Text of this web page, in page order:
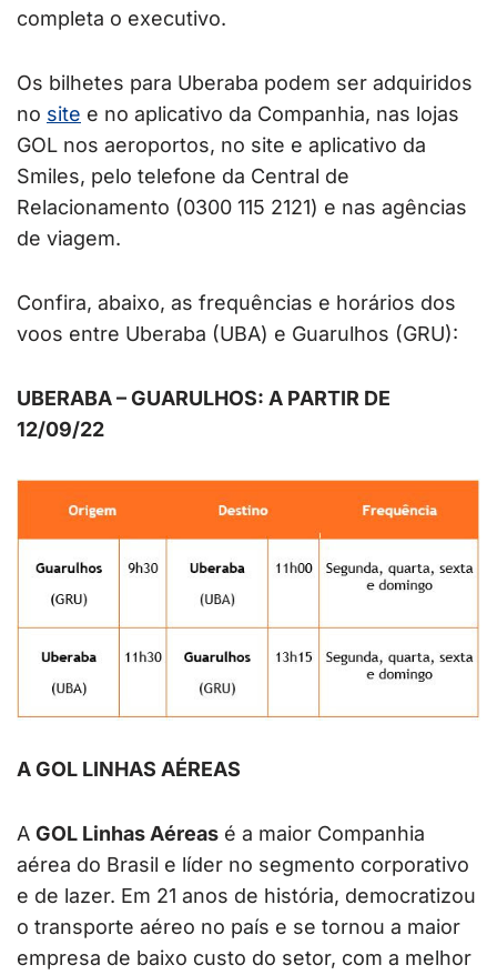
completa o executivo.
Os bilhetes para Uberaba podem ser adquiridos
no site e no aplicativo da Companhia, nas lojas
GOL nos aeroportos, no site e aplicativo da
Smiles, pelo telefone da Central de
Relacionamento (0300 115 2121) e nas agências
de viagem.
Confira, abaixo, as frequências e horários dos
voos entre Uberaba (UBA) e Guarulhos (GRU):
UBERABA – GUARULHOS: A PARTIR DE
12/09/22
A GOL LINHAS AÉREAS
A GOL Linhas Aéreas é a maior Companhia
aérea do Brasil e líder no segmento corporativo
e de lazer. Em 21 anos de história, democratizou
o transporte aéreo no país e se tornou a maior
empresa de baixo custo do setor, com a melhor